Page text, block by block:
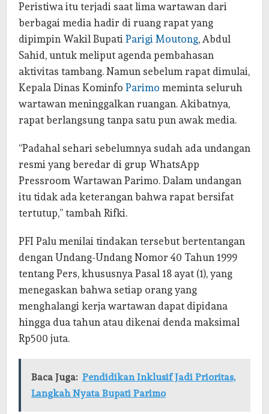
Peristiwa itu terjadi saat lima wartawan dari
berbagai media hadir di ruang rapat yang
dipimpin Wakil Bupati Parigi Moutong, Abdul
Sahid, untuk meliput agenda pembahasan
aktivitas tambang. Namun sebelum rapat dimulai,
Kepala Dinas Kominfo Parimo meminta seluruh
wartawan meninggalkan ruangan. Akibatnya,
rapat berlangsung tanpa satu pun awak media.
“Padahal sehari sebelumnya sudah ada undangan
resmi yang beredar di grup WhatsApp
Pressroom Wartawan Parimo. Dalam undangan
itu tidak ada keterangan bahwa rapat bersifat
tertutup,” tambah Rifki.
PFI Palu menilai tindakan tersebut bertentangan
dengan Undang-Undang Nomor 40 Tahun 1999
tentang Pers, khususnya Pasal 18 ayat (1), yang
menegaskan bahwa setiap orang yang
menghalangi kerja wartawan dapat dipidana
hingga dua tahun atau dikenai denda maksimal
Rp500 juta.
Baca Juga: Pendidikan Inklusif Jadi Prioritas,
Langkah Nyata Bupati Parimo